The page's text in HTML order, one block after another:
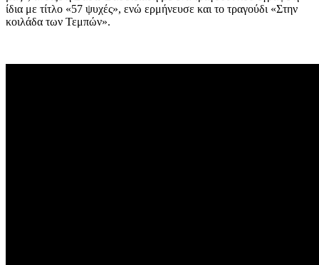
ίδια με τίτλο «57 ψυχές», ενώ ερμήνευσε και το τραγούδι «Στην
κοιλάδα των Τεμπών».